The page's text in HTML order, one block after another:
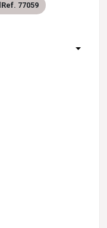
Ref. 77059